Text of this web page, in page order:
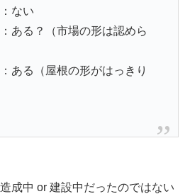
ない
ある？（市場の形は認めら
ある（屋根の形がはっきり
成中 or 建設中だったのではない